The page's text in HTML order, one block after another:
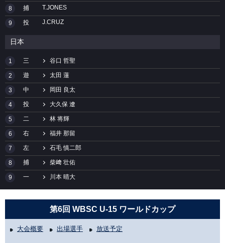
8 捕 T.JONES
9 投 J.CRUZ
日本
1 三 谷口 哲聖
2 遊 太田 蓮
3 中 岡田 良太
4 投 大久保 遼
5 二 林 将輝
6 右 福井 那留
7 左 石毛 慎二郎
8 捕 柴﨑 壮佑
9 一 川本 晴大
第6回 WBSC U-15 ワールドカップ
大会概要 出場選手 放送予定